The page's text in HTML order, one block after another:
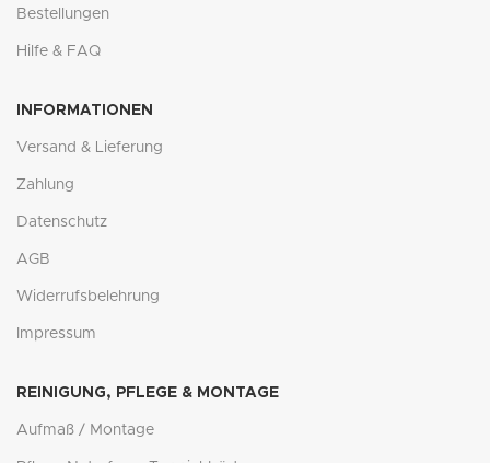
Bestellungen
Hilfe & FAQ
INFORMATIONEN
Versand & Lieferung
Zahlung
Datenschutz
AGB
Widerrufsbelehrung
Impressum
REINIGUNG, PFLEGE & MONTAGE
Aufmaß / Montage